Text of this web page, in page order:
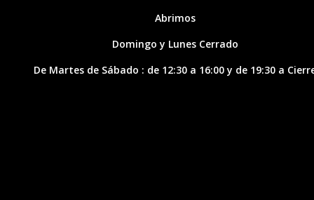
Abrimos
Domingo y Lunes Cerrado
De Martes de Sábado : de 12:30 a 16:00 y de 19:30 a